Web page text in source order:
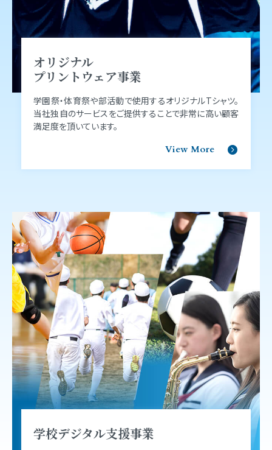
オリジナル
プリントウェア事業
学園祭‧体育祭や部活動で使⽤するオリジナルTシャツ。
当社独⾃のサービスをご提供することで⾮常に⾼い顧客
満⾜度を頂いています。
View More
学校デジタル支援事業